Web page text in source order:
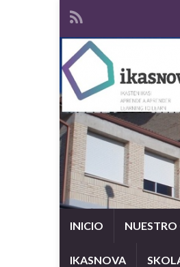
INICIO
IKASNOVA